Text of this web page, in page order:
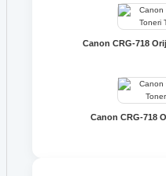
Canon CRG-718
Canon CRG-718